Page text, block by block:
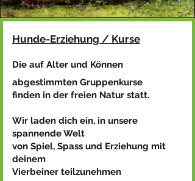
Hunde-Erziehung / Kurse
Die auf Alter und Können
abgestimmten Gruppenkurse
finden in der freien Natur statt.
Wir laden dich ein, in unsere
spannende Welt
von Spiel, Spass und Erziehung mit
deinem
Vierbeiner teilzunehmen